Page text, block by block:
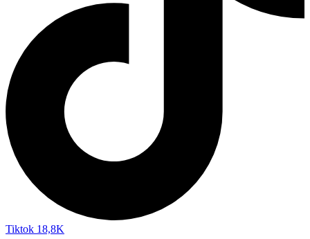
Tiktok 18,8K